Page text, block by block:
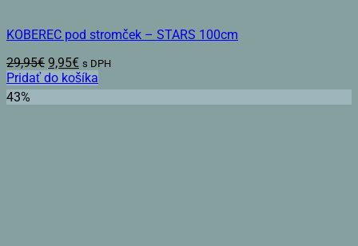
KOBEREC pod stromček – STARS 100cm
29,95€ Pôvodná
cena
bola:
29,95€.
9,95€Aktuálna
cena
je:
9,95€.
s DPH
Pridať do košíka
43%